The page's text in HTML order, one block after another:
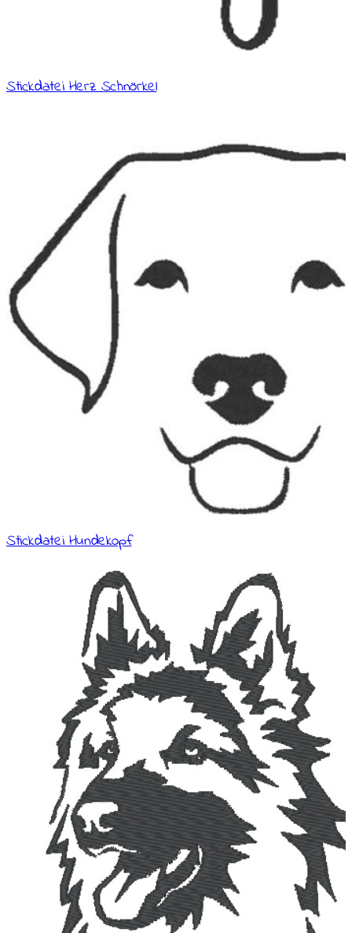
Stickdatei Herz Schnörkel
Stickdatei Hundekopf